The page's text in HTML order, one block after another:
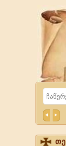
Search